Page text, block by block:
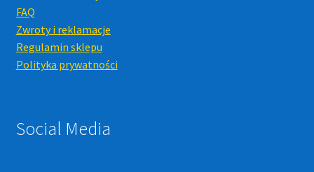
FAQ
Zwroty i reklamacje
Regulamin sklepu
Polityka prywatności
Social Media